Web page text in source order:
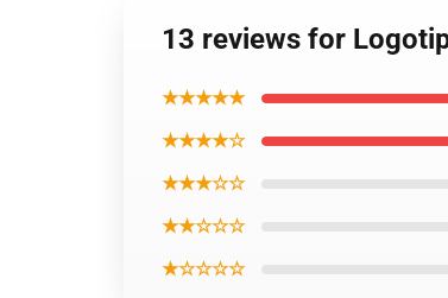
13 reviews for
★★★★★
★★★★☆
★★★☆☆
★★☆☆☆
★☆☆☆☆